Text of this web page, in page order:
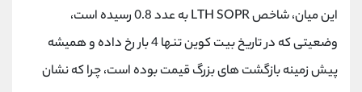
این میان، شاخص LTH SOPR به عدد 0.8 رسیده است،
وضعیتی که در تاریخ بیت کوین تنها 4 بار رخ داده و همیشه
پیش زمینه بازگشت های بزرگ قیمت بوده است، چرا که نشان